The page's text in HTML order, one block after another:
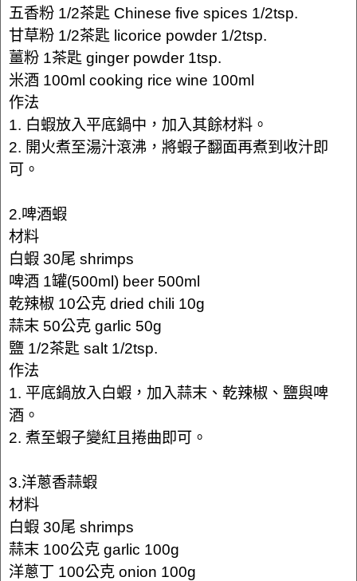
五香粉 1/2茶匙 Chinese five spices 1/2tsp.
甘草粉 1/2茶匙 licorice powder 1/2tsp.
薑粉 1茶匙 ginger powder 1tsp.
米酒 100ml cooking rice wine 100ml
作法
1. 白蝦放入平底鍋中，加入其餘材料。
2. 開火煮至湯汁滾沸，將蝦子翻面再煮到收汁即
可。
2.啤酒蝦
材料
白蝦 30尾 shrimps
啤酒 1罐(500ml) beer 500ml
乾辣椒 10公克 dried chili 10g
蒜末 50公克 garlic 50g
鹽 1/2茶匙 salt 1/2tsp.
作法
1. 平底鍋放入白蝦，加入蒜末、乾辣椒、鹽與啤
酒。
2. 煮至蝦子變紅且捲曲即可。
3.洋蔥香蒜蝦
材料
白蝦 30尾 shrimps
蒜末 100公克 garlic 100g
洋蔥丁 100公克 onion 100g